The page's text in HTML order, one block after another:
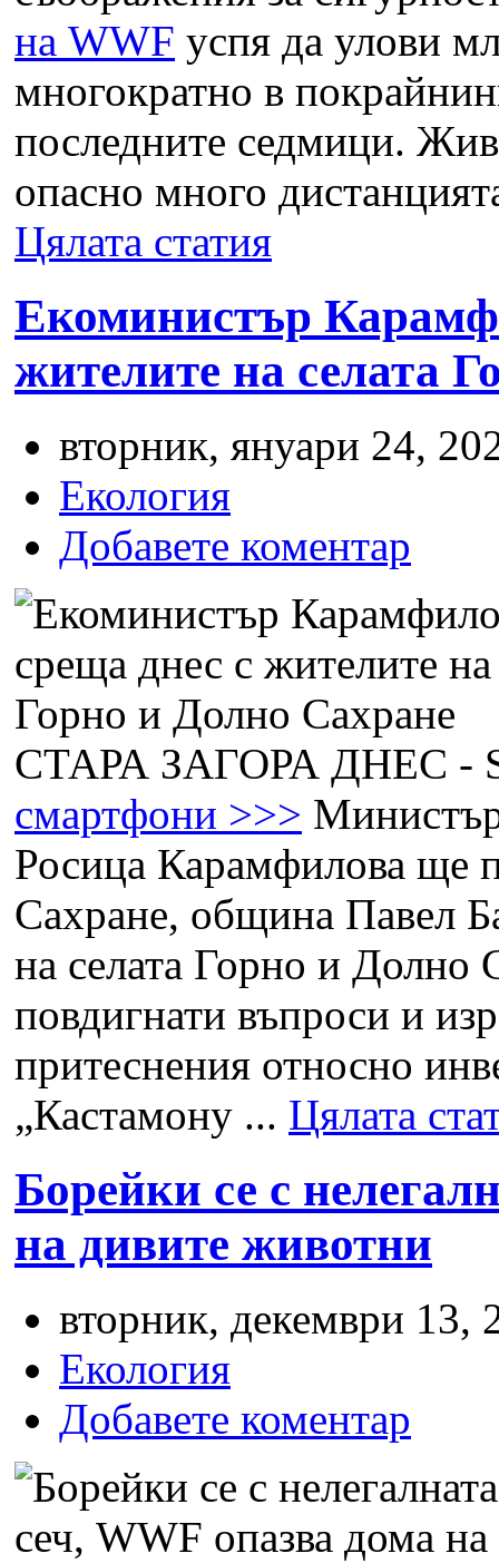
на WWF успя да улови
многократно в
последните седмици.
опасно много
Цялата статия
Екоминистър
жителите на селата
вторник, януари 24,
Екология
Добавете коментар
СТАРА ЗАГОРА ДНЕС -
смартфони >>>
Росица Карамфилова ще
Сахране, община Павел
на селата Горно и Долно
повдигнати въпроси и
притеснения относно
„Кастамону ... Цялата
Борейки се с
на дивите животни
вторник, декември 13,
Екология
Добавете коментар